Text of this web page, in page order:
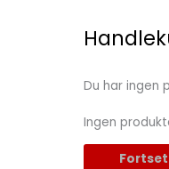
Du har ingen
Ingen